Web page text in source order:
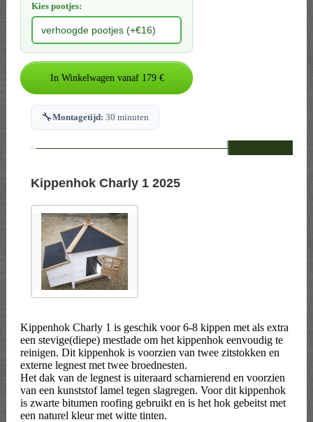
Kies pootjes:
🔧Montagetijd: 30 minuten
--
Kippenhok Charly 1 2025
Kippenhok Charly 1 is geschik voor 6-8 kippen met als extra
een stevige(diepe) mestlade om het kippenhok eenvoudig te
reinigen. Dit kippenhok is voorzien van twee zitstokken en
externe legnest met twee broednesten.
Het dak van de legnest is uiteraard scharnierend en voorzien
van een kunststof lamel tegen slagregen. Voor dit kippenhok
is zwarte bitumen roofing gebruikt en is het hok gebeitst met
een naturel kleur met witte tinten.